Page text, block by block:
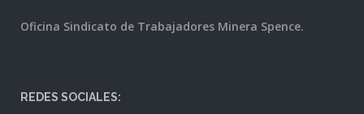
Oficina Sindicato de Trabajadores Minera Spence.
REDES SOCIALES: